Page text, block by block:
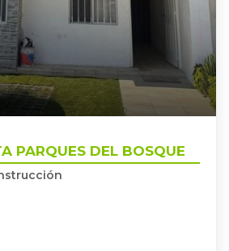
PARQUES DEL
PEDRO TLAQUEPAQUE
PARQUES DEL BOSQUE